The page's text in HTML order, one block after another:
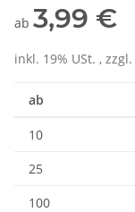
ab 3,99 €
inkl. 19% USt. , zzgl.
ab
10
25
100